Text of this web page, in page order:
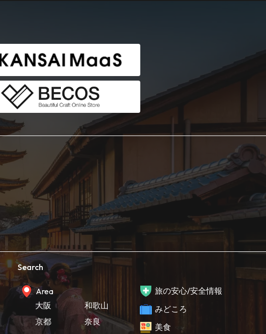
Search
Area
大阪
京都
和歌山
奈良
旅の安心/安全情報
みどころ
美食